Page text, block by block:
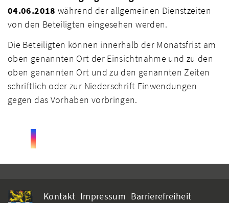
04.06.2018 während der allgemeinen Dienstzeiten
von den Beteiligten eingesehen werden.
Die Beteiligten können innerhalb der Monatsfrist am
oben genannten Ort der Einsichtnahme und zu den
oben genannten Ort und zu den genannten Zeiten
schriftlich oder zur Niederschrift Einwendungen
gegen das Vorhaben vorbringen.
Kontakt Impressum Barrierefreiheit